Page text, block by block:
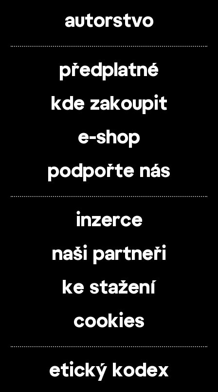
autorstvo
předplatné
kde zakoupit
e-shop
podpořte nás
inzerce
naši partneři
ke stažení
cookies
etický kodex